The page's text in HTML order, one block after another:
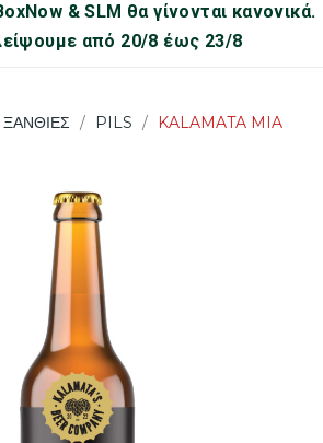
& SLM θα γίνονται κανονικά.
από 20/8 έως 23/8
ΞΑΝΘΙΕΣ PILS
KALAMATA MIA